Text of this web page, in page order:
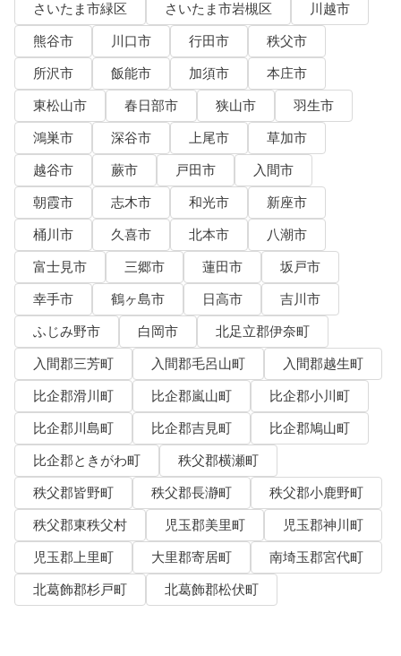
さいたま市緑区
さいたま市岩槻区
川越市
熊谷市
川口市 行田市
秩父市
所沢市
飯能市 加須市
本庄市
東松山市
春日部市 狭山市
羽生市
鴻巣市
深谷市 上尾市
草加市
越谷市
蕨市 戸田市
入間市
朝霞市
志木市 和光市
新座市
桶川市
久喜市 北本市
八潮市
富士見市
三郷市 蓮田市
坂戸市
幸手市
鶴ヶ島市 日高市
吉川市
ふじみ野市
白岡市
北足立郡伊奈町
入間郡三芳町
入間郡毛呂山町
入間郡越生町
比企郡滑川町
比企郡嵐山町
比企郡小川町
比企郡川島町
比企郡吉見町
比企郡鳩山町
比企郡ときがわ町
秩父郡横瀬町
秩父郡皆野町
秩父郡長瀞町
秩父郡小鹿野町
秩父郡東秩父村
児玉郡美里町
児玉郡神川町
児玉郡上里町
大里郡寄居町
南埼玉郡宮代町
北葛飾郡杉戸町
北葛飾郡松伏町